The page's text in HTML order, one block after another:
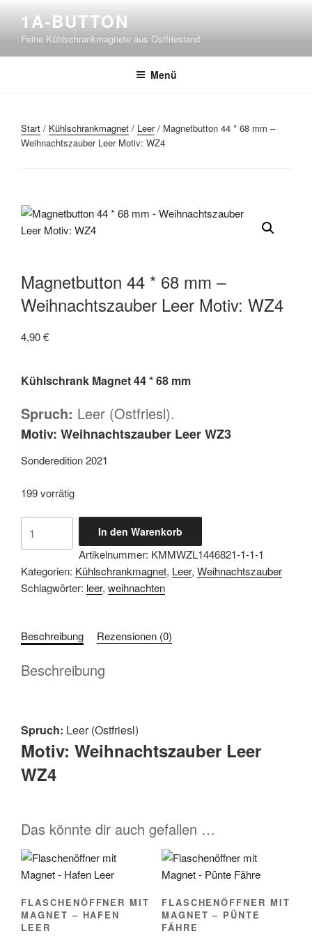
Inhalt
springen
1A-BUTTON
Feine Kühlschrankmagnete aus Ostfriesland
Menü
Start / Kühlschrankmagnet / Leer/ Magnetbutton 44 * 68 mm –
Weihnachtszauber Leer Motiv: WZ4
Magnetbutton 44 * 68 mm –
Weihnachtszauber Leer Motiv: WZ4
4,90€
Kühlschrank Magnet 44 * 68 mm
Spruch: Leer (Ostfriesl).
Motiv: Weihnachtszauber Leer WZ3
Sonderedition 2021
199 vorrätig
68
mm
Leer
WZ4
In den Warenkorb
Artikelnummer: KMMWZL1446821-1-1-1
Kategorien: Kühlschrankmagnet, Leer, Weihnachtszauber
Schlagwörter: leer, weihnachten
Beschreibung Rezensionen (0)
Beschreibung
Spruch: Leer (Ostfriesl)
Motiv: Weihnachtszauber Leer
WZ4
Das könnte dir auch gefallen …
FLASCHENÖFFNER MIT
MAGNET – HAFEN
LEER
FLASCHENÖFFNER MIT
MAGNET – PÜNTE
FÄHRE